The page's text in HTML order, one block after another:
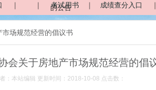
的公告
｜ ｜ 考试用书 ｜ 成绩查分入口
场规范经营的倡议书
会关于房地产市场规范经营的倡
：本站编辑 更新时间：2018-10-08 点击数：